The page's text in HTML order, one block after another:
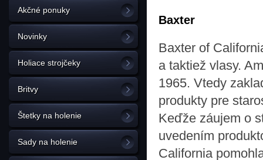
Akčné ponuky
Novinky
Holiace strojčeky
Britvy
Štetky na holenie
Sady na holenie
Baxter
Baxter of
a taktiež vlasy.
1965. Vtedy
produkty pre
Keďže záujem o
uvedením
California